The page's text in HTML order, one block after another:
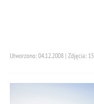
Utworzono: 04.12.2008 | Zdjęcia: 15